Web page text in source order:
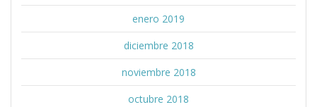
enero 2019
diciembre 2018
noviembre 2018
octubre 2018